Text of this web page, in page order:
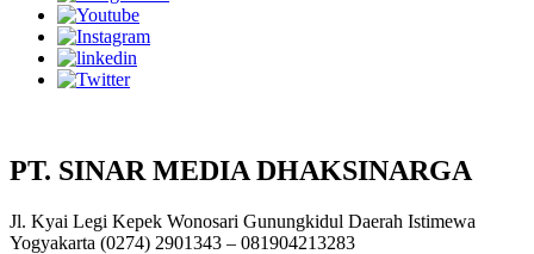
PT. SINAR MEDIA DHAKSINARGA
Jl. Kyai Legi Kepek Wonosari Gunungkidul Daerah Istimewa
Yogyakarta (0274) 2901343 – 081904213283